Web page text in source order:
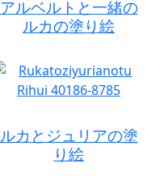
アルベルトと一緒の
ルカの塗り絵
ルカとジュリアの塗
り絵